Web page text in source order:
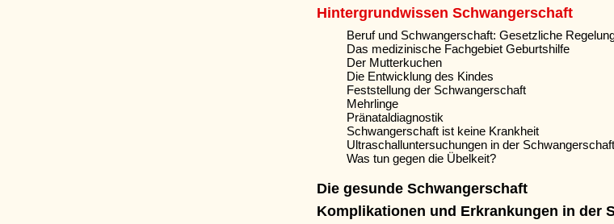
Hintergrundwissen Schwangerschaft
Beruf und Schwangerschaft: Gesetzliche
Das medizinische Fachgebiet Geburtshilfe
Der Mutterkuchen
Die Entwicklung des Kindes
Feststellung der Schwangerschaft
Mehrlinge
Pränataldiagnostik
Schwangerschaft ist keine Krankheit
Ultraschalluntersuchungen in der Schwangerschaft
Was tun gegen die Übelkeit?
Die gesunde Schwangerschaft
Komplikationen und Erkrankungen in der